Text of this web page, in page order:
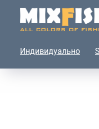
Индивидуально